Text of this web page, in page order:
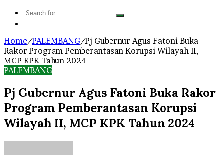
Search
Home/PALEMBANG/Pj Gubernur Agus Fatoni Buka
Rakor Program Pemberantasan Korupsi Wilayah II,
MCP KPK Tahun 2024
PALEMBANG
Pj Gubernur Agus Fatoni Buka Rakor
Program Pemberantasan Korupsi
Wilayah II, MCP KPK Tahun 2024